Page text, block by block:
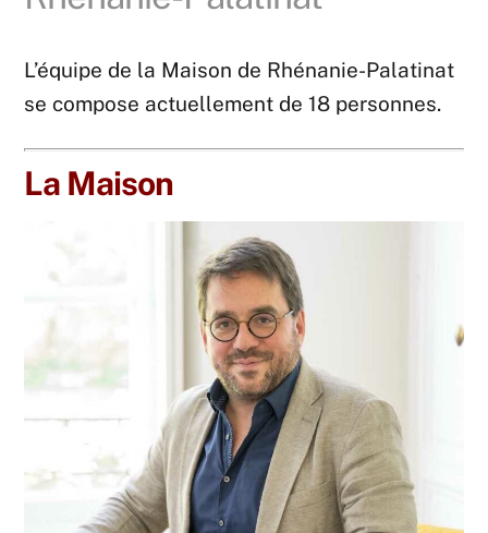
L’équipe de la Maison de Rhénanie-Palatinat
se compose actuellement de 18 personnes.
La Maison